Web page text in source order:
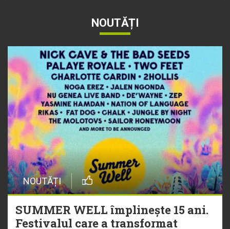
NOUTĂȚI
NOUTĂȚI
SUMMER WELL împlinește 15 ani.
Festivalul care a transformat